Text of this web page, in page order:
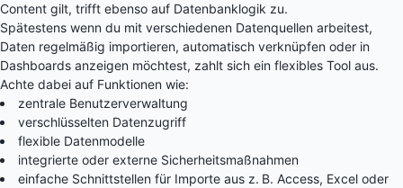
Content gilt, trifft ebenso auf Datenbanklogik zu.
Spätestens wenn du mit verschiedenen Datenquellen arbeitest,
Daten regelmäßig importieren, automatisch verknüpfen oder in
Dashboards anzeigen möchtest, zahlt sich ein flexibles Tool aus.
Achte dabei auf Funktionen wie:
zentrale Benutzerverwaltung
verschlüsselten Datenzugriff
flexible Datenmodelle
integrierte oder externe Sicherheitsmaßnahmen
einfache Schnittstellen für Importe aus z. B. Access, Excel oder